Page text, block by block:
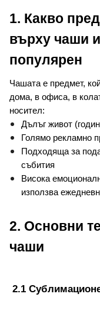
1. Какво
върху чаши
популярен
Чашата е предмет,
дома, в офиса, в
носител:
Дълъг живот
Голямо рекламно
Подходяща за
събития
Висока
използва
2. Основни
чаши
2.1